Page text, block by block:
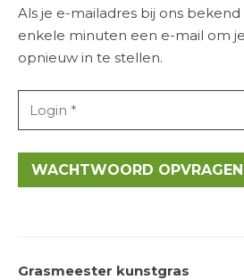
Als je e-mailadres bij ons
enkele minuten een e-mail om
opnieuw in te stellen.
WACHTWOORD OPVRAGEN
Grasmeester kunstgras